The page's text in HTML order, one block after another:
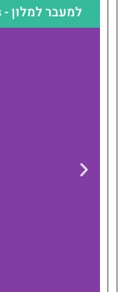
למעבר למלון - Nelia Gardens - בבוקינג